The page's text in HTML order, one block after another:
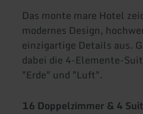
Das monte mare Hotel
modernes Design,
einzigartige Details aus.
dabei die 4-Elemente-
"Erde" und "Luft".
16 Doppelzimmer & 4